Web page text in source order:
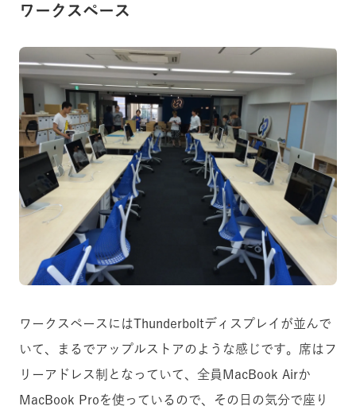
ワークスペース
ワークスペースにはThunderboltディスプレイが並んで
いて、まるでアップルストアのような感じです。席はフ
リーアドレス制となっていて、全員MacBook Airか
MacBook Proを使っているので、その日の気分で座り